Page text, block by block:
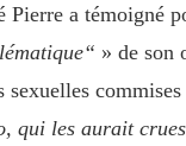
Pierre a témoigné
» de son
qui les aurait